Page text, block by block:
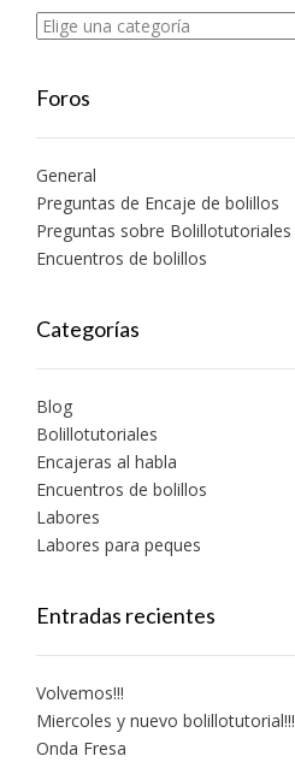
Foros
General
Preguntas de Encaje de bolillos
Preguntas sobre Bolillotutoriales
Encuentros de bolillos
Categorías
Blog
Bolillotutoriales
Encajeras al habla
Encuentros de bolillos
Labores
Labores para peques
Entradas recientes
Volvemos!!!
Miercoles y nuevo bolillotutorial!!!
Onda Fresa